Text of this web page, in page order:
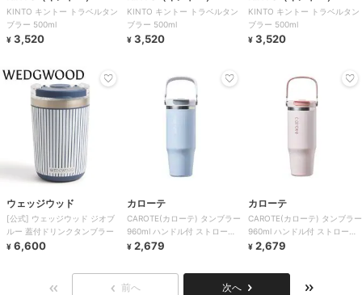
KINTO キントー トラベルタン
ブラー 500ml
¥ 3,520
KINTO キントー トラベルタン
ブラー 500ml
¥ 3,520
KINTO キントー トラベルタン
ブラー 500ml
¥ 3,520
ウェッジウッド
[公式] ウェッジウッド ジオブ
ルー 蓋付ドリンクタンブラー
¥ 6,600
カローテ
CAROTE(カローテ) タンブラー
960ml ハンドル付 ストロー
CatchHandle
¥ 2,679
カローテ
CAROTE(カローテ) タンブラー
960ml ハンドル付 ストロー
CatchHandle
¥ 2,679
前へ 次へ